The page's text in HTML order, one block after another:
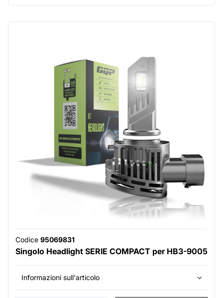
Codice 95069831
Singolo Headlight SERIE COMPACT per HB3-9005
Informazioni sull'articolo